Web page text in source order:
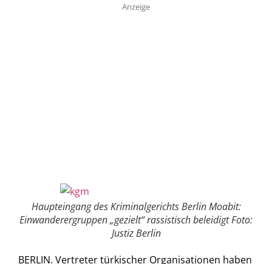
Anzeige
Haupteingang des Kriminalgerichts Berlin Moabit:
Einwanderergruppen „gezielt“ rassistisch beleidigt Foto:
Justiz Berlin
BERLIN. Vertreter türkischer Organisationen haben